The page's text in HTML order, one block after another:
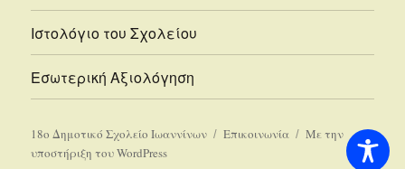
Ιστολόγιο του Σχολείου
Εσωτερική Αξιολόγηση
18ο Δημοτικό Σχολείο Ιωαννίνων Επικοινωνία
Με την
υποστήριξη του WordPress